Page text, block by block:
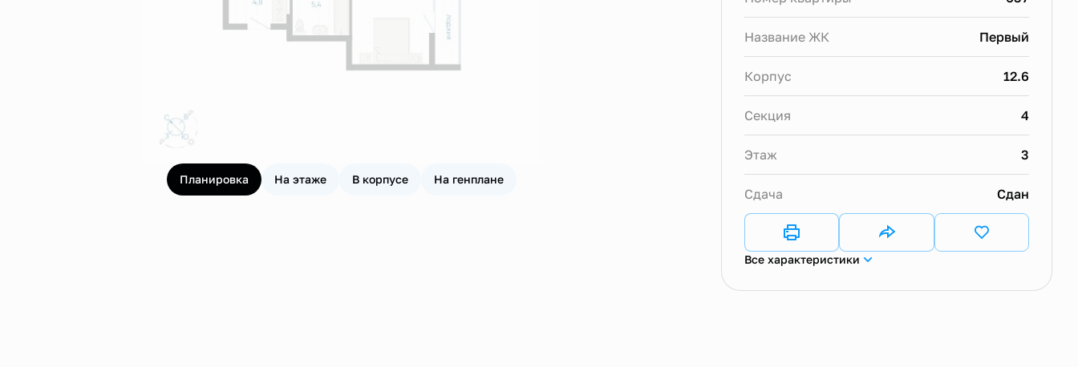
Планировка На этаже В корпусе На генплане
Название ЖК Первый
Корпус 12.6
Секция 4
Этаж 3
Сдача Сдан
Все характеристики